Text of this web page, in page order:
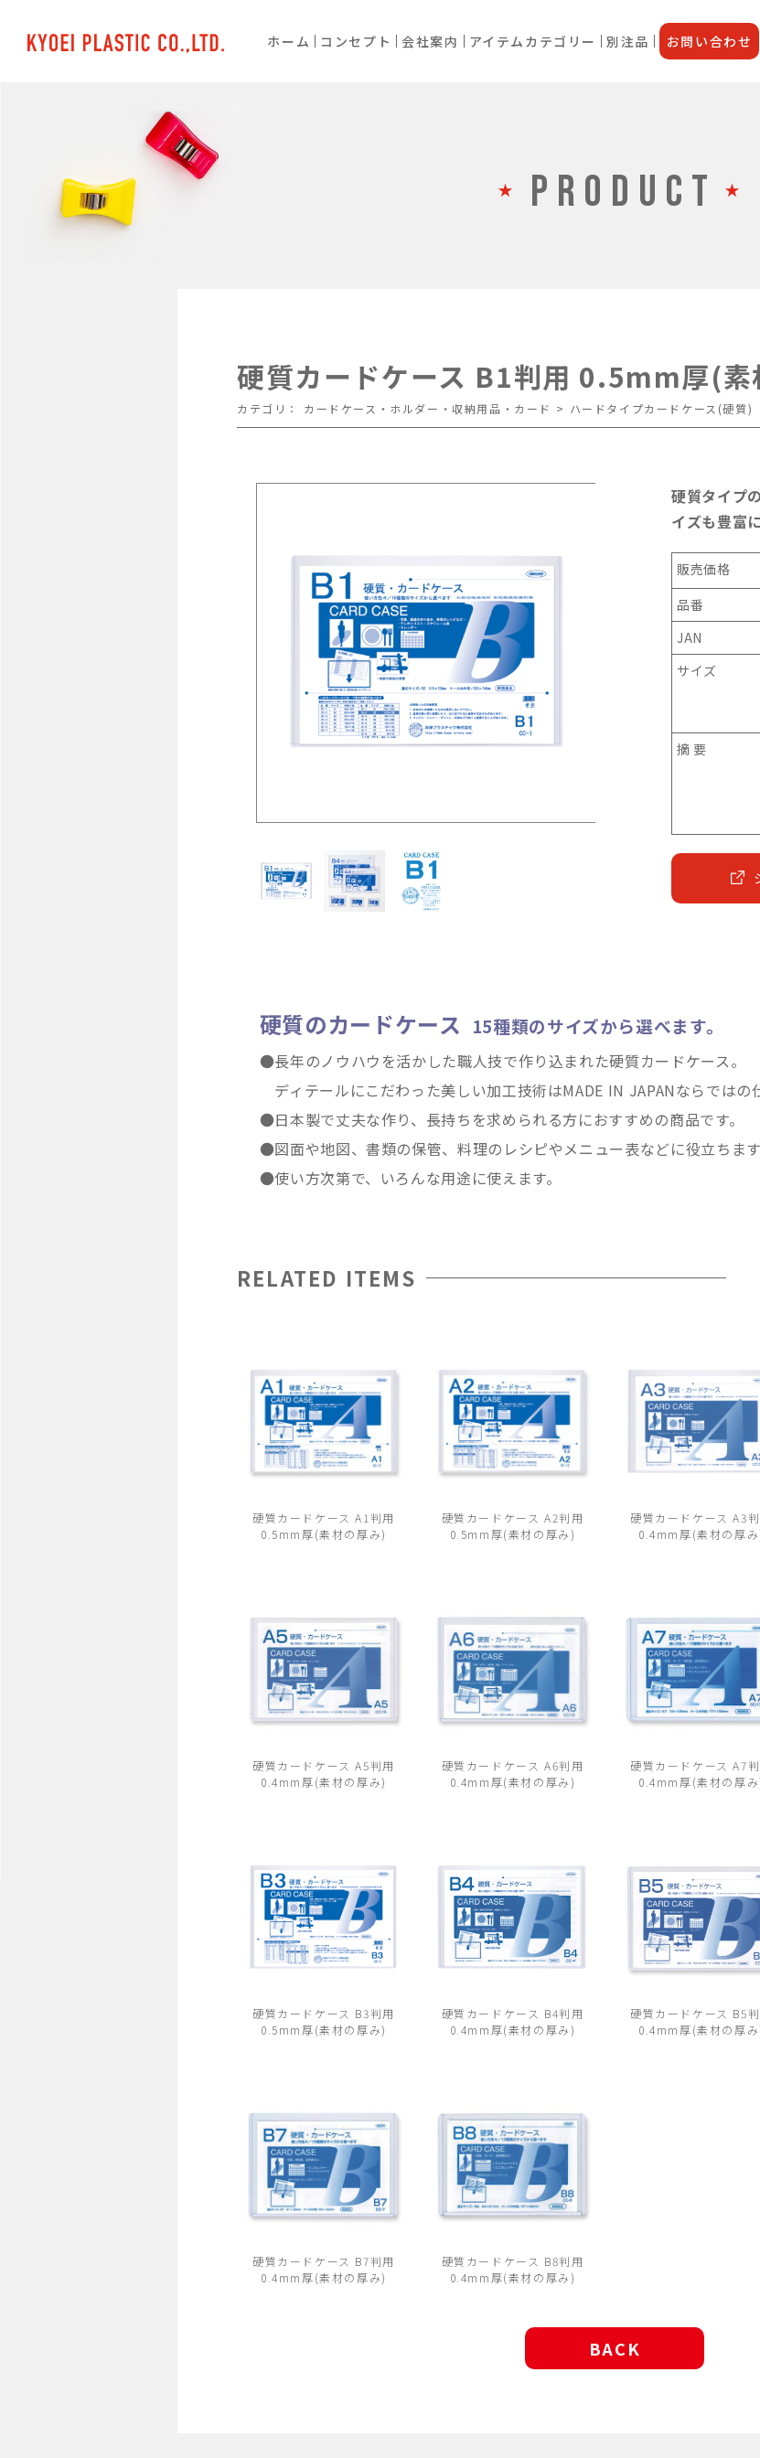
ホーム コンセプト 会社案内 アイテムカテゴリー 別注品 お問い合わせ
PRODUCT
硬質カードケース B1判用 0.5mm厚(素
カテゴリ： カードケース・ホルダー・収納用品・カード > ハードタイプカードケース(硬質)
硬質タイプ
イズも豊富
販売価格
品番
JAN
サイズ
摘 要
硬質のカードケース 15種類のサイズから選べます。
●長年のノウハウを活かした職人技で作り込まれた硬質カードケース。
ディテールにこだわった美しい加工技術はMADE IN JAPANならではの
●日本製で丈夫な作り、長持ちを求められる方におすすめの商品です。
●図面や地図、書類の保管、料理のレシピやメニュー表などに役立ちます
●使い方次第で、いろんな用途に使えます。
RELATED ITEMS
硬質カードケース A1判用
0.5mm厚(素材の厚み)
硬質カードケース A2判用
0.5mm厚(素材の厚み)
硬質カードケース A3
0.4mm厚(素材の厚み
硬質カードケース A5判用
0.4mm厚(素材の厚み)
硬質カードケース A6判用
0.4mm厚(素材の厚み)
硬質カードケース A7
0.4mm厚(素材の厚み
硬質カードケース B3判用
0.5mm厚(素材の厚み)
硬質カードケース B4判用
0.4mm厚(素材の厚み)
硬質カードケース B5
0.4mm厚(素材の厚み
硬質カードケース B7判用
0.4mm厚(素材の厚み)
硬質カードケース B8判用
0.4mm厚(素材の厚み)
BACK